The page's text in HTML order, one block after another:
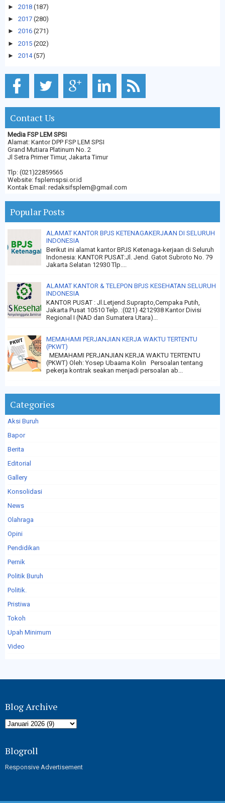
► 2018 (187)
► 2017 (280)
► 2016 (271)
► 2015 (202)
► 2014 (57)
Contact Us
Media FSP LEM SPSI
Alamat: Kantor DPP FSP LEM SPSI
Grand Mutiara Platinum No. 2
Jl Setra Primer Timur, Jakarta Timur
Tlp: (021)22859565
Website: fsplemspsi.or.id
Kontak Email: redaksifsplem@gmail.com
Popular Posts
ALAMAT KANTOR BPJS KETENAGAKERJAAN DI SELURUH
INDONESIA
Berikut ini alamat kantor BPJS Ketenaga-kerjaan di Seluruh
Indonesia: KANTOR PUSAT:Jl. Jend. Gatot Subroto No. 79
Jakarta Selatan 12930 Tlp....
ALAMAT KANTOR & TELEPON BPJS KESEHATAN SELURUH
INDONESIA
KANTOR PUSAT : Jl.Letjend.Suprapto,Cempaka Putih,
Jakarta Pusat 10510 Telp. :(021) 4212938 Kantor Divisi
Regional I (NAD dan Sumatera Utara)...
MEMAHAMI PERJANJIAN KERJA WAKTU TERTENTU
(PKWT)
MEMAHAMI PERJANJIAN KERJA WAKTU TERTENTU
(PKWT) Oleh: Yosep Ubaama Kolin Persoalan tentang
pekerja kontrak seakan menjadi persoalan ab...
Categories
Aksi Buruh
Bapor
Berita
Editorial
Gallery
Konsolidasi
News
Olahraga
Opini
Pendidikan
Pernik
Politik Buruh
Politik.
Pristiwa
Tokoh
Upah Minimum
Video
Blog Archive
Blogroll
Responsive Advertisement